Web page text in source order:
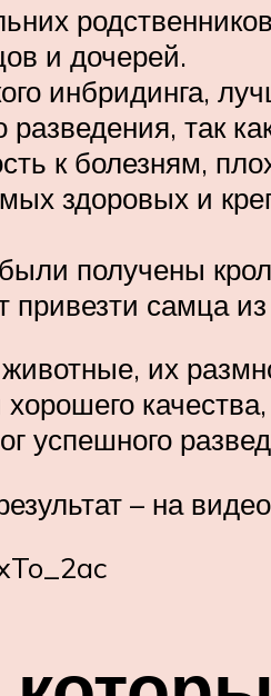
и дочерей.
инбридинга,
так
к болезням,
здоровых и
получены
самца из
их
успешного
– на